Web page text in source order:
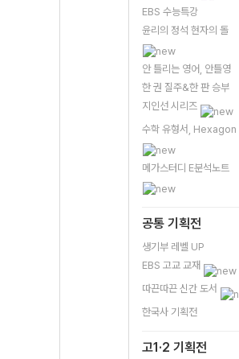
EBS 수능특강
윤리의 정석 현자의 돌
안 틀리는 영어, 안틀영
한 권 질주&한 판 승부
지인선 시리즈
수학 유형서, Hexagon
메가스터디 E분석노트
공통 기획전
생기부 레벨 UP
EBS 고교 교재
따끈따끈 신간 도서
한국사 기획전
고1·2 기획전